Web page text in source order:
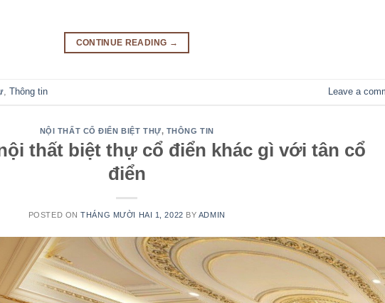
CONTINUE READING →
Thông tin Leave a
NỘI THẤT CỔ ĐIỂN BIỆT THỰ, THÔNG TIN
thất biệt thự cổ điển khác gì với tân cổ
điển
POSTED ONTHÁNG MƯỜI HAI 1, 2022 BY ADMIN